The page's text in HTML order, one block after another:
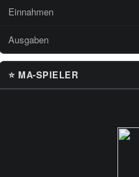
Einnahmen
Ausgaben
⭐ MA-SPIELER